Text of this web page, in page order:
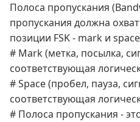
Полоса пропускания
пропускания должна
позиции FSK - mark и
# Mark (метка, посылка,
соответствующая
# Space (пробел, пауза,
соответствующая
# Полоса пропускания -